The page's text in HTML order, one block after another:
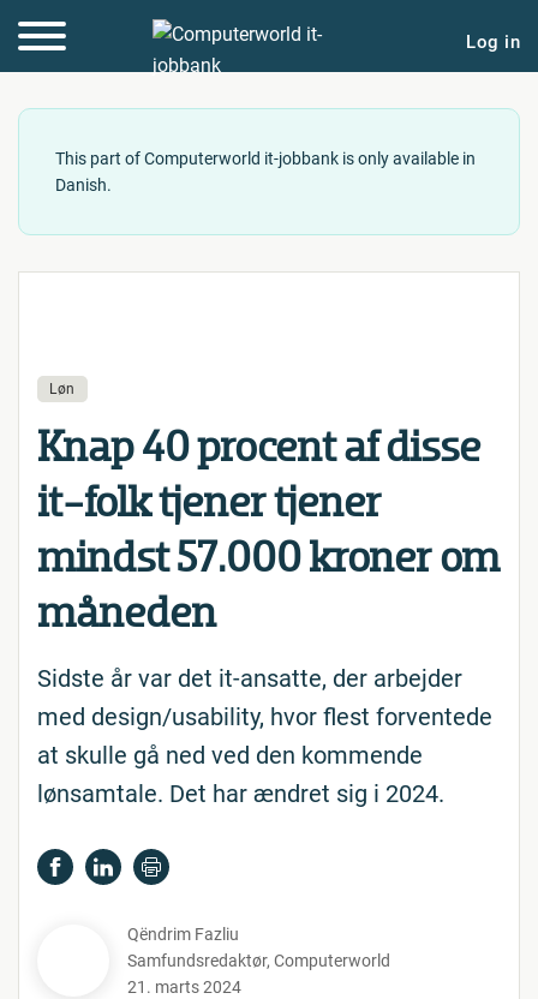
Log in
This part of Computerworld it-jobbank is only available in
Danish.
Løn
Knap 40 procent af disse
it-folk tjener tjener
mindst 57.000 kroner om
måneden
Sidste år var det it-ansatte, der arbejder
med design/usability, hvor flest forventede
at skulle gå ned ved den kommende
lønsamtale. Det har ændret sig i 2024.
Qëndrim Fazliu
Samfundsredaktør, Computerworld
21. marts 2024